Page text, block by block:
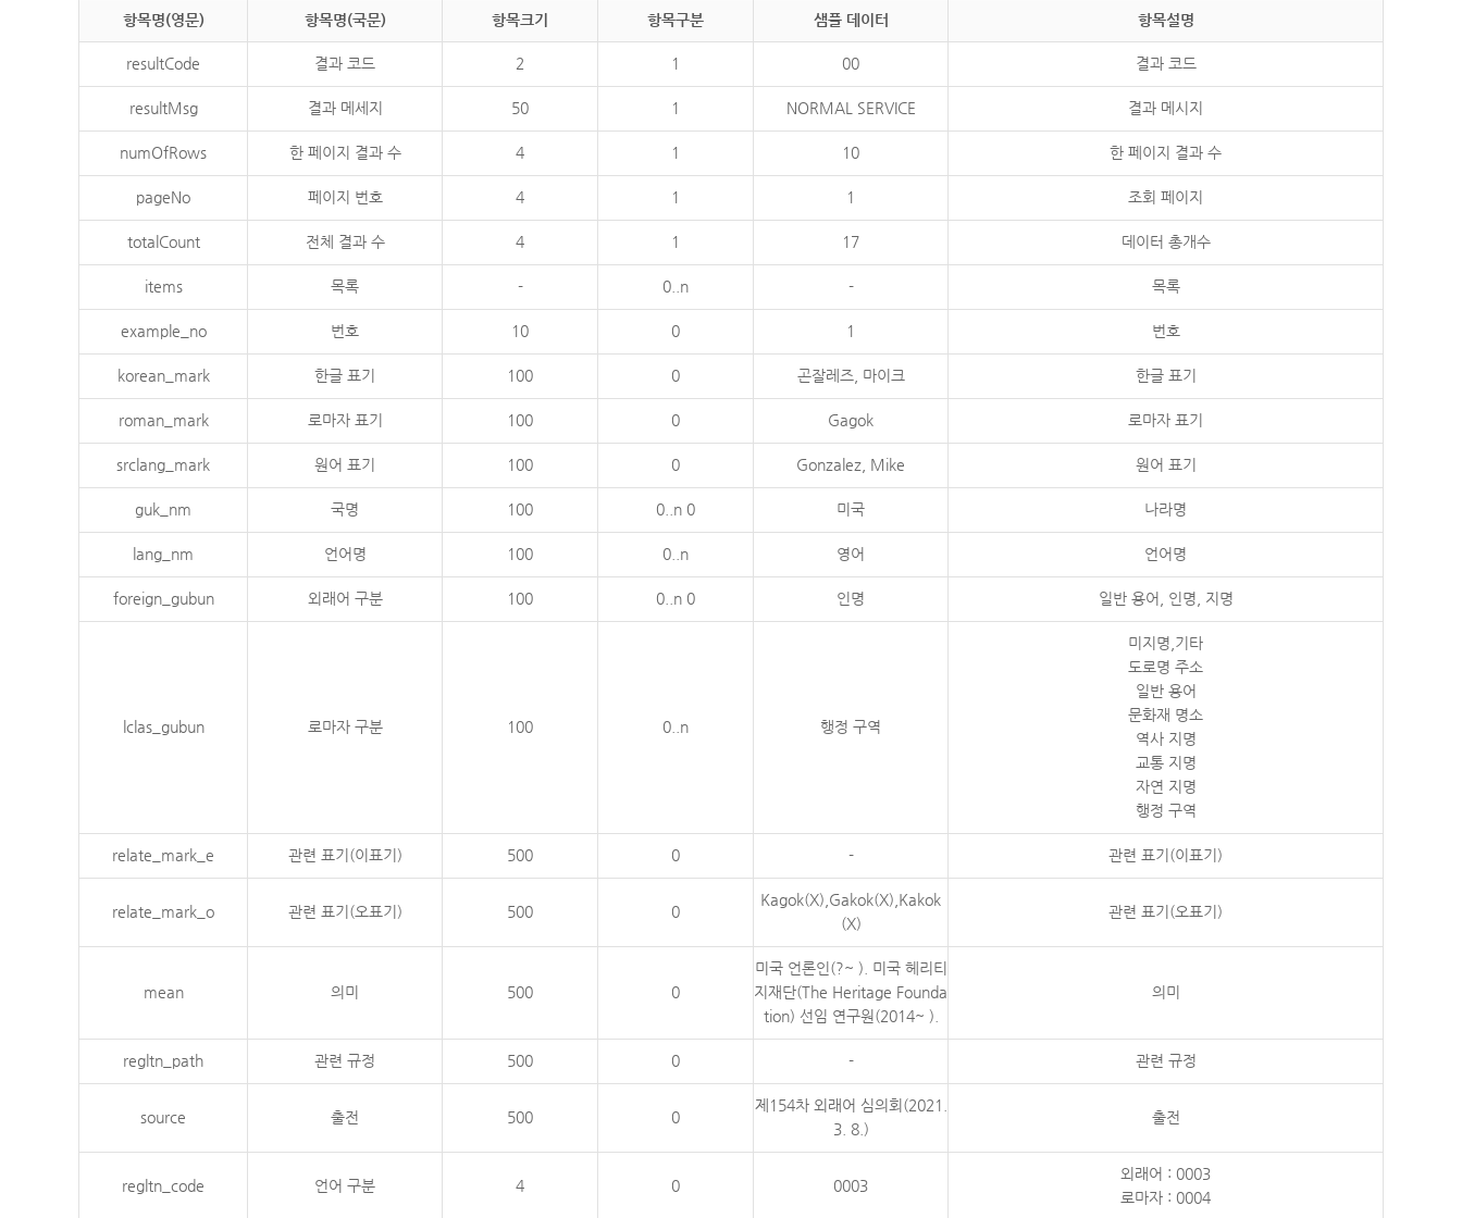
항목명(영문) 항목명(국문) 항목크기 항목구분 샘플 데이터 항목설명
resultCode 결과 코드 2 1 00 결과 코드
resultMsg 결과 메세지 50 1 NORMAL SERVICE 결과 메시지
numOfRows 한 페이지 결과 수 4 1 10 한 페이지 결과 수
pageNo 페이지 번호 4 1 1 조회 페이지
totalCount 전체 결과 수 4 1 17 데이터 총개수
items 목록 - 0..n - 목록
example_no 번호 10 0 1 번호
korean_mark 한글 표기 100 0 곤잘레즈, 마이크 한글 표기
roman_mark 로마자 표기 100 0 Gagok 로마자 표기
srclang_mark 원어 표기 100 0 Gonzalez, Mike 원어 표기
guk_nm 국명 100 0..n 0 미국 나라명
lang_nm 언어명 100 0..n 영어 언어명
foreign_gubun 외래어 구분 100 0..n 0 인명 일반 용어, 인명, 지명
lclas_gubun 로마자 구분 100 0..n 행정 구역
미지명,기타
도로명 주소
일반 용어
문화재 명소
역사 지명
교통 지명
자연 지명
행정 구역
relate_mark_e 관련 표기(이표기) 500 0 - 관련 표기(이표기)
relate_mark_o 관련 표기(오표기) 500 0
Kagok(X),Gakok(X),Kakok
(X)
관련 표기(오표기)
mean 의미 500 0
미국 언론인(?~ ). 미국 헤리티
지재단(The Heritage Founda
tion) 선임 연구원(2014~ ).
의미
regltn_path 관련 규정 500 0 - 관련 규정
source 출전 500 0
제154차 외래어 심의회(2021.
3. 8.)
출전
regltn_code 언어 구분 4 0 0003
외래어 : 0003
로마자 : 0004